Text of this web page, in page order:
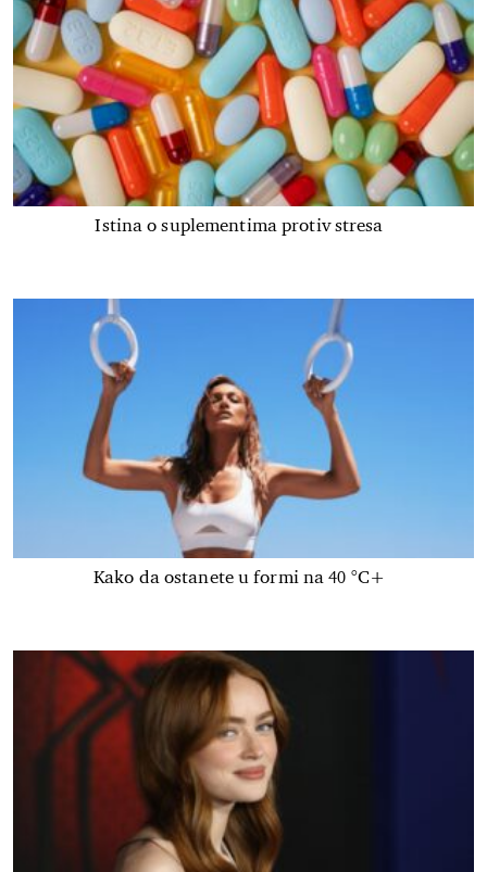
Istina o suplementima protiv stresa
Kako da ostanete u formi na 40 °C+